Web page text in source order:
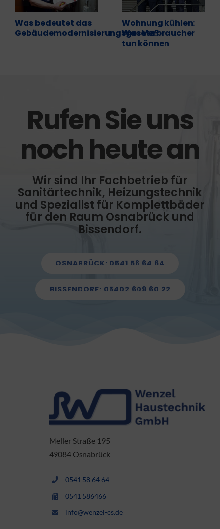
Was bedeutet das
Gebäudemodernisierungsgesetz?
Wohnung kühlen:
Was Verbraucher
tun können
Rufen Sie uns
noch heute an
Wir sind Ihr Fachbetrieb für
Sanitärtechnik, Heizungstechnik
und Spezialist für Komplettbäder
für den Raum Osnabrück und
Bissendorf.
OSNABRÜCK: 0541 58 64 64
BISSENDORF: 05402 609 60 22
Meller Straße 195
49084 Osnabrück
0541 58 64 64
0541 586466
info@wenzel-os.de